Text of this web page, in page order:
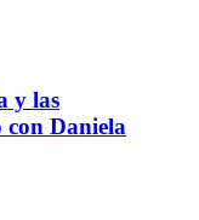
y las
con Daniela